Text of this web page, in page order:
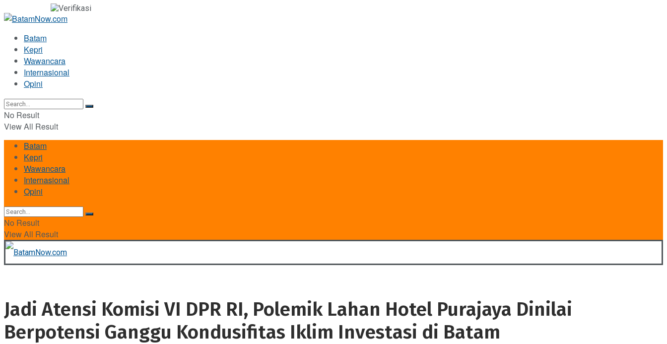
Batam
Kepri
Wawancara
Internasional
Opini
No Result
View All Result
Batam
Kepri
Wawancara
Internasional
Opini
No Result
View All Result
Jadi Atensi Komisi VI DPR RI, Polemik Lahan Hotel Purajaya Dinilai
Berpotensi Ganggu Kondusifitas Iklim Investasi di Batam